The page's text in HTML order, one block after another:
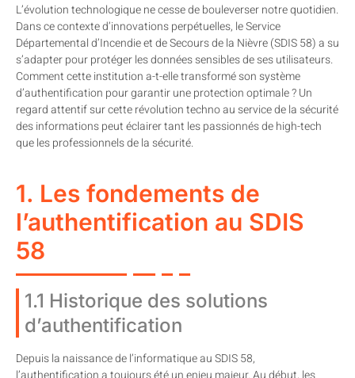
L’évolution technologique ne cesse de bouleverser notre quotidien.
Dans ce contexte d’innovations perpétuelles, le Service
Départemental d’Incendie et de Secours de la Nièvre (SDIS 58) a su
s’adapter pour protéger les données sensibles de ses utilisateurs.
Comment cette institution a-t-elle transformé son système
d’authentification pour garantir une protection optimale ? Un
regard attentif sur cette révolution techno au service de la sécurité
des informations peut éclairer tant les passionnés de high-tech
que les professionnels de la sécurité.
1. Les fondements de
l’authentification au SDIS
58
1.1 Historique des solutions
d’authentification
Depuis la naissance de l’informatique au SDIS 58,